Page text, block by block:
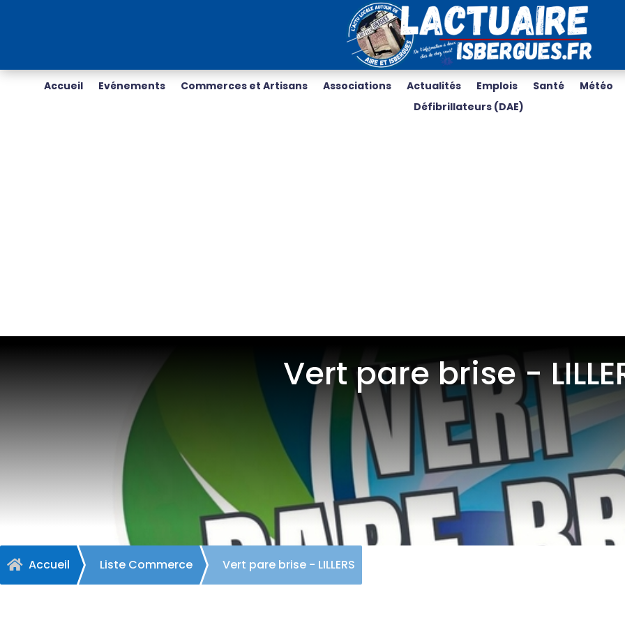
Accueil Evénements Commerces et Artisans Associations Actualités Emplois Santé
Météo
Défibrillateurs (DAE)
Vert pare brise -
 Accueil Liste Commerce Vert pare brise - LILLERS